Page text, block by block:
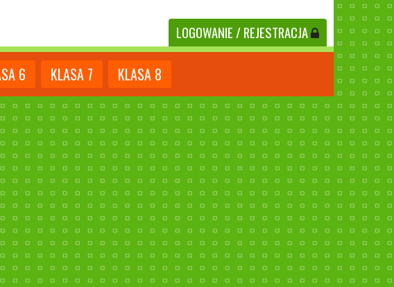
LOGOWANIE / REJESTRACJA
6 KLASA 7 KLASA 8